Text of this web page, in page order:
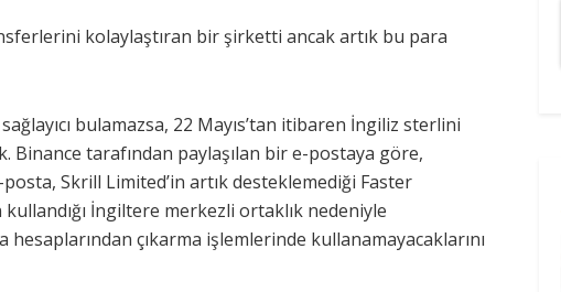
kolaylaştıran bir şirketti ancak artık bu para
bulamazsa, 22 Mayıs’tan itibaren İngiliz sterlini
Binance tarafından paylaşılan bir e-postaya göre,
Skrill Limited’in artık desteklemediği Faster
İngiltere merkezli ortaklık nedeniyle
hesaplarından çıkarma işlemlerinde kullanamayacaklarını